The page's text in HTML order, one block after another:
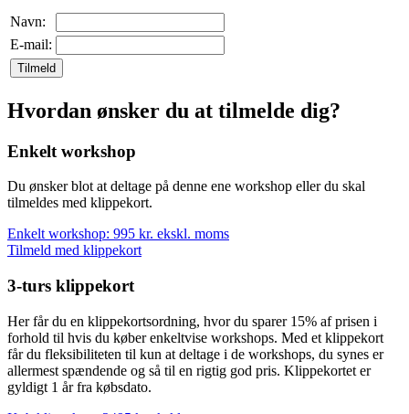
Navn:
E-mail:
Tilmeld
Hvordan ønsker du at tilmelde dig?
Enkelt workshop
Du ønsker blot at deltage på denne ene workshop eller du skal
tilmeldes med klippekort.
Enkelt workshop: 995 kr. ekskl. moms
Tilmeld med klippekort
3-turs klippekort
Her får du en klippekortsordning, hvor du sparer 15% af prisen i
forhold til hvis du køber enkeltvise workshops. Med et klippekort
får du fleksibiliteten til kun at deltage i de workshops, du synes er
allermest spændende og så til en rigtig god pris. Klippekortet er
gyldigt 1 år fra købsdato.